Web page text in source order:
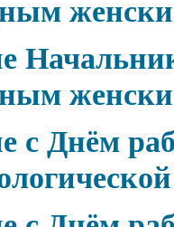
с Днём